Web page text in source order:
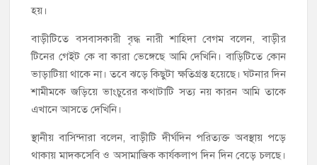
হয়।
বাড়ীটিতে বসবাসকারী বৃদ্ধ নারী শাহিদা বেগম বলেন, বাড়ীর
টিনের গেইট কে বা কারা ভেঙ্গেছে আমি দেখিনি। বাড়িটিতে কোন
ভাড়াটিয়া থাকে না। তবে ঝড়ে কিছুটা ক্ষতিগ্রস্ত হয়েছে। ঘটনার দিন
শামীমকে জড়িয়ে ভাংচুরের কথাটাটি সত্য নয় কারন আমি তাকে
এখানে আসতে দেখিনি।
স্থানীয় বাসিন্দারা বলেন, বাড়ীটি দীর্ঘদিন পরিত্যক্ত অবস্থায় পড়ে
থাকায় মাদকসেবি ও অসামাজিক কার্যকলাপ দিন দিন বেড়ে চলছে।